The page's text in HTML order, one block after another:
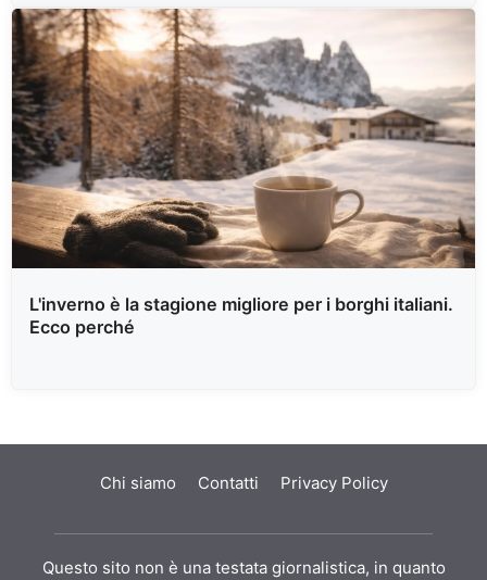
L'inverno è la stagione migliore per i borghi italiani.
Ecco perché
Chi siamo Contatti Privacy Policy
Questo sito non è una testata giornalistica, in quanto